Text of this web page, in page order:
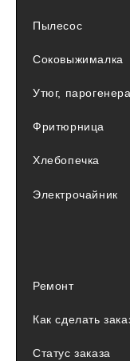
Пылесос
Соковыжималка
Утюг,
Фритюрница
Хлебопечка
Электрочайник
Ремонт
Как сделать
Статус заказа